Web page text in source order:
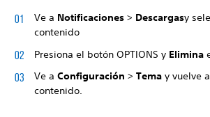
Ve a Notificaciones > Descargasy
contenido
Presiona el botón OPTIONS y Elimina
Ve a Configuración > Tema y vuelve
contenido.